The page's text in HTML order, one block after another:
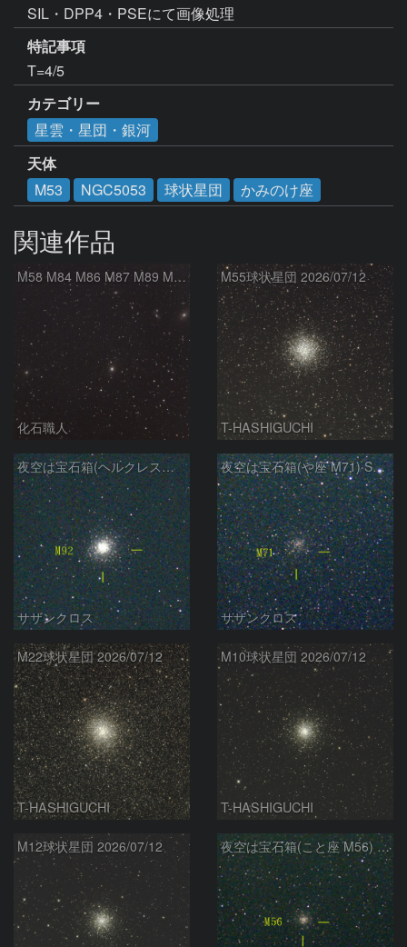
SIL・DPP4・PSEにて画像処理
特記事項
カテゴリー
星雲・星団・銀河
天体
M53
NGC5053 球状星団 かみのけ座
関連作品
M58 M84 M86 M87 M89 M90 マルカリアンの銀河鎖 おとめ座 かみのけ座
化石職人
M55球状星団 2026/07/12
T-HASHIGUCHI
夜空は宝石箱(ヘルクレス座 M92) Seestar50
サザンクロス
夜空は宝石箱(や座 M71) Seestar50
サザンクロス
M22球状星団 2026/07/12
T-HASHIGUCHI
M10球状星団 2026/07/12
T-HASHIGUCHI
M12球状星団 2026/07/12 夜空は宝石箱(こと座 M56) Seestar50